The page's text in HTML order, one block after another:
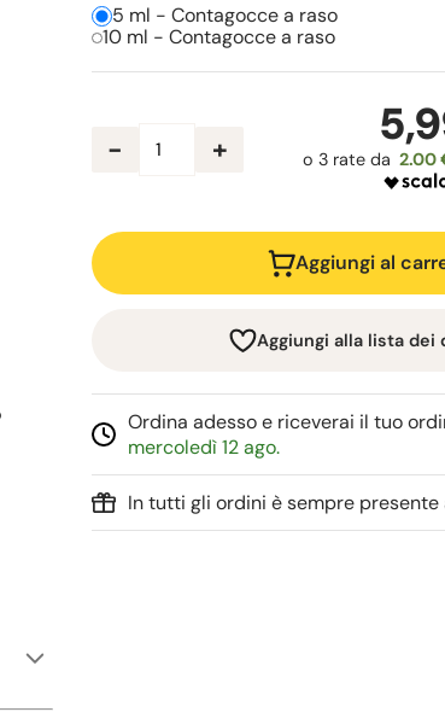
5 ml - Contagocce a raso
10 ml - Contagocce a raso
- + 2.00
Aggiungi al
Aggiungi alla lista dei
Ordina adesso e riceverai il tuo
mercoledì 12 ago.
In tutti gli ordini è sempre presente